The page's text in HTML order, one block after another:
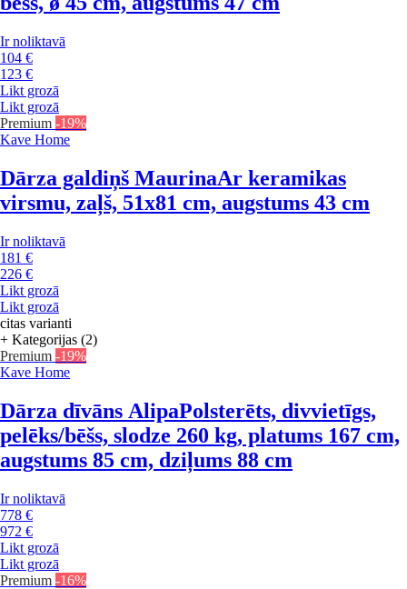
Ir noliktavā
104 €
123 €
Likt grozā
Likt grozā
Premium -19%
Kave Home
Dārza galdiņš MaurinaAr keramikas
virsmu, zaļš, 51x81 cm, augstums 43 cm
Ir noliktavā
181 €
226 €
Likt grozā
Likt grozā
citas varianti
+ Kategorijas (2)
Premium -19%
Kave Home
Dārza dīvāns AlipaPolsterēts, divvietīgs,
pelēks/bēšs, slodze 260 kg, platums 167 cm,
augstums 85 cm, dziļums 88 cm
Ir noliktavā
778 €
972 €
Likt grozā
Likt grozā
Premium -16%